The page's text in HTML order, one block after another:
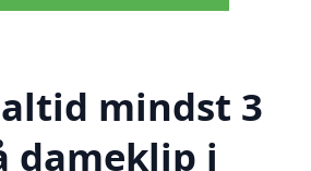
mindst 3
dameklip i